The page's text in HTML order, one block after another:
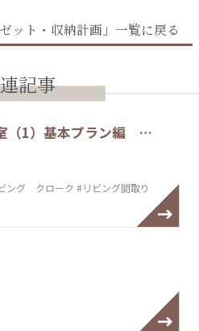
ット・収納計画」一覧に戻る
記事
（1）基本プラン編 …
ング クローク #リビング間取り